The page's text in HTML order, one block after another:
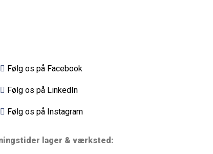
Følg os på Facebook
Følg os på LinkedIn
Følg os på Instagram
lager & værksted: